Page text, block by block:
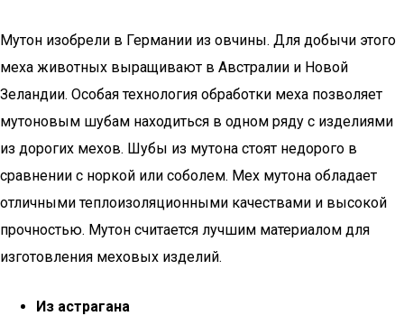
Мутон изобрели в Германии из овчины. Для добычи этого
меха животных выращивают в Австралии и Новой
Зеландии. Особая технология обработки меха позволяет
мутоновым шубам находиться в одном ряду с изделиями
из дорогих мехов. Шубы из мутона стоят недорого в
сравнении с норкой или соболем. Мех мутона обладает
отличными теплоизоляционными качествами и высокой
прочностью. Мутон считается лучшим материалом для
изготовления меховых изделий.
Из астрагана